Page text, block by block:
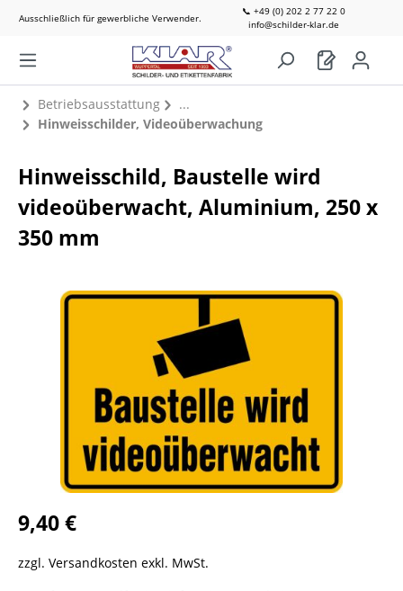
Ausschließlich für gewerbliche Verwender.
📞 +49 (0) 202 2 77 22 0
info@schilder-klar.de
Betriebsausstattung
Hinweisschilder, Videoüberwachung
Hinweisschild, Baustelle wird
videoüberwacht, Aluminium, 250 x
350 mm
9,40 €
zzgl. Versandkosten exkl. MwSt.